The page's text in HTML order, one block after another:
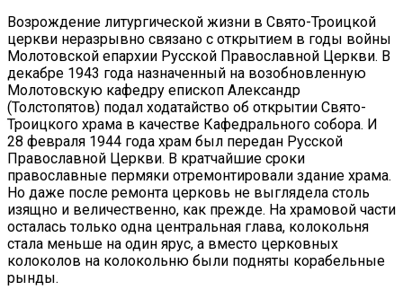
Возрождение литургической жизни в Свято-Троицкой
церкви неразрывно связано с открытием в годы войны
Молотовской епархии Русской Православной Церкви. В
декабре 1943 года назначенный на возобновленную
Молотовскую кафедру епископ Александр
(Толстопятов) подал ходатайство об открытии Свято-
Троицкого храма в качестве Кафедрального собора. И
28 февраля 1944 года храм был передан Русской
Православной Церкви. В кратчайшие сроки
православные пермяки отремонтировали здание храма.
Но даже после ремонта церковь не выглядела столь
изящно и величественно, как прежде. На храмовой части
осталась только одна центральная глава, колокольня
стала меньше на один ярус, а вместо церковных
колоколов на колокольню были подняты корабельные
рынды.